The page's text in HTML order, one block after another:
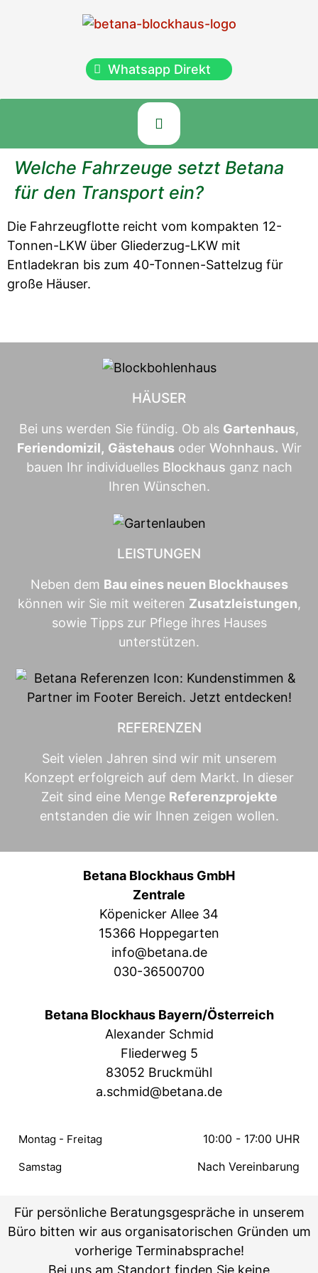
Whatsapp Direkt
Welche Fahrzeuge setzt Betana
für den Transport ein?
Die Fahrzeugflotte reicht vom kompakten 12-
Tonnen-LKW über Gliederzug-LKW mit
Entladekran bis zum 40-Tonnen-Sattelzug für
große Häuser.
HÄUSER
Bei uns werden Sie fündig. Ob als Gartenhaus,
Feriendomizil, Gästehausoder Wohnhaus. Wir
bauen Ihr individuelles Blockhaus ganz nach
Ihren Wünschen.
LEISTUNGEN
Neben dem Bau eines neuen Blockhauses
können wir Sie mit weiteren Zusatzleistungen,
sowie Tipps zur Pflege ihres Hauses
unterstützen.
REFERENZEN
Seit vielen Jahren sind wir mit unserem
Konzept erfolgreich auf dem Markt. In dieser
Zeit sind eine Menge Referenzprojekte
entstanden die wir Ihnen zeigen wollen.
Betana Blockhaus GmbH
Zentrale
Köpenicker Allee 34
15366 Hoppegarten
info@betana.de
030-36500700
Betana Blockhaus Bayern/Österreich
Alexander Schmid
Fliederweg 5
83052 Bruckmühl
a.schmid@betana.de
Montag - Freitag 10:00 - 17:00 UHR
Samstag Nach Vereinbarung
Für persönliche Beratungsgespräche in unserem
Büro bitten wir aus organisatorischen Gründen um
vorherige Terminabsprache!